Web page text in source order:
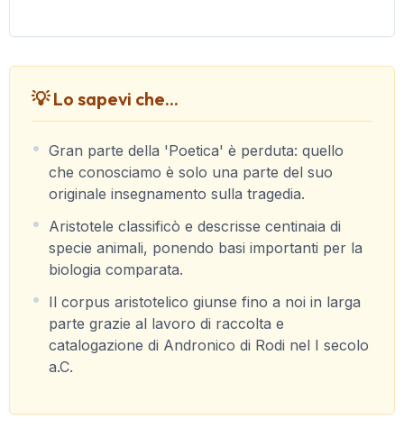
💡 Lo sapevi che...
Gran parte della 'Poetica' è perduta: quello
che conosciamo è solo una parte del suo
originale insegnamento sulla tragedia.
Aristotele classificò e descrisse centinaia di
specie animali, ponendo basi importanti per la
biologia comparata.
Il corpus aristotelico giunse fino a noi in larga
parte grazie al lavoro di raccolta e
catalogazione di Andronico di Rodi nel I secolo
a.C.